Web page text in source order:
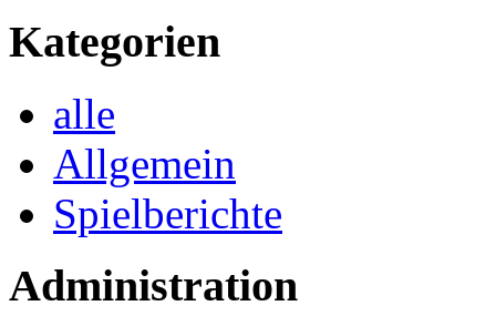
Kategorien
alle
Allgemein
Spielberichte
Administration